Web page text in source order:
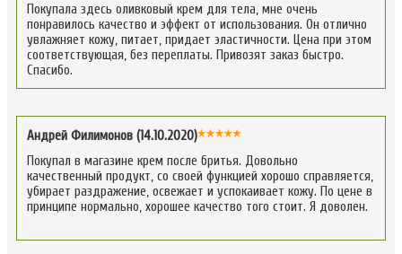
Покупала здесь оливковый крем для тела, мне очень
понравилось качество и эффект от использования. Он отлично
увлажняет кожу, питает, придает эластичности. Цена при этом
соответствующая, без переплаты. Привозят заказ быстро.
Спасибо.
Андрей Филимонов (14.10.2020)
Покупал в магазине крем после бритья. Довольно
качественный продукт, со своей функцией хорошо справляется,
убирает раздражение, освежает и успокаивает кожу. По цене в
принципе нормально, хорошее качество того стоит. Я доволен.